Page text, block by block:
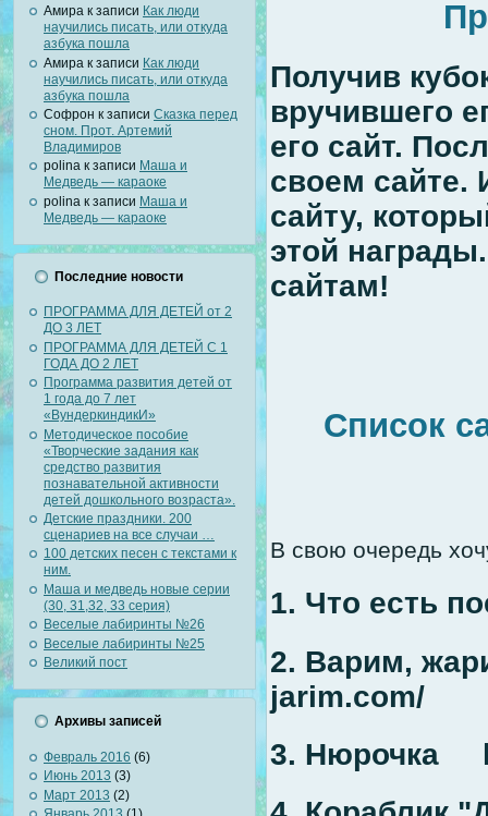
Амира к записи Как люди
научились писать, или откуда
азбука пошла
Амира к записи Как люди
научились писать, или откуда
азбука пошла
Софрон к записи Сказка перед
сном. Прот. Артемий
Владимиров
polina к записи Маша и
Медведь — караоке
polina к записи Маша и
Медведь — караоке
Последние новости
ПРОГРАММА ДЛЯ ДЕТЕЙ от 2
ДО 3 ЛЕТ
ПРОГРАММА ДЛЯ ДЕТЕЙ С 1
ГОДА ДО 2 ЛЕТ
Программа развития детей от
1 года до 7 лет
«ВундеркиндикИ»
Методическое пособие
«Творческие задания как
средство развития
познавательной активности
детей дошкольного возраста».
Детские праздники. 200
сценариев на все случаи …
100 детских песен с текстами к
ним.
Маша и медведь новые серии
(30, 31,32, 33 серия)
Веселые лабиринты №26
Веселые лабиринты №25
Великий пост
Архивы записей
Февраль 2016 (6)
Июнь 2013 (3)
Март 2013 (2)
Получив
вручившего
его сайт.
своем сайте.
сайту,
этой
сайтам!
Список
В свою очередь
1. Что есть
2. Варим,
jarim.com/
3. Нюрочка